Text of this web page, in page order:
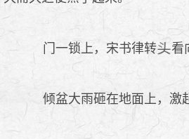
门一锁上，宋书律转 看
倾盆大雨砸在地面上，激